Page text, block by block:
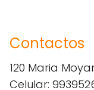
Contactos
120 Maria
Celular: